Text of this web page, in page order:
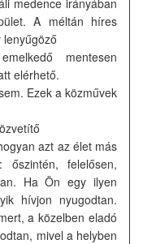
A méltán híres
mentesen
elérhető.
Ezek a közművek
azt az élet más
felelősen,
Ha Ön egy ilyen
hívjon nyugodtan.
a közelben eladó
mivel a helyben